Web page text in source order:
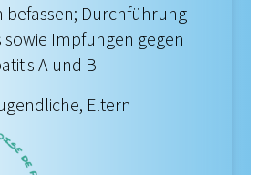
befassen; Durchführung
sowie Impfungen gegen
A und B
Eltern